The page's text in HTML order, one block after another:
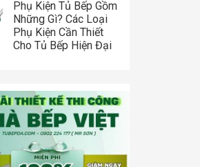
Phụ Kiện Tủ Bếp Gồm
Những Gì? Các Loại
Phụ Kiện Cần Thiết
Cho Tủ Bếp Hiện Đại